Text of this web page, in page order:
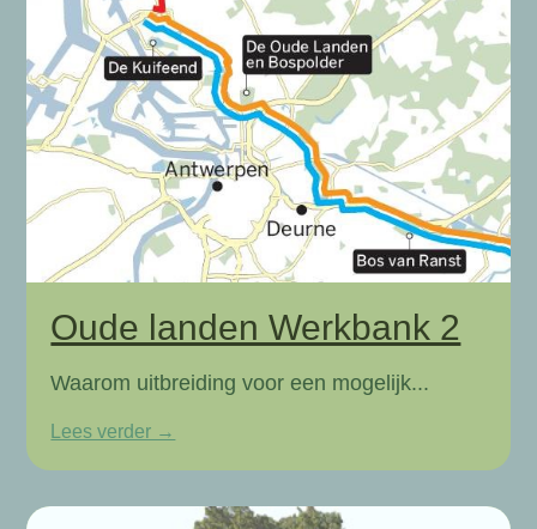
Oude landen Werkbank 2
Waarom uitbreiding voor een mogelijk...
Lees verder →